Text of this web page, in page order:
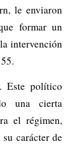
le enviaron
formar un
intervención
Este político
una cierta
el régimen,
carácter de